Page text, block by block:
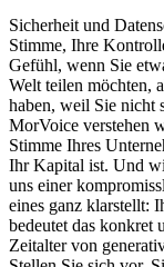
Sicherheit und
Stimme, Ihre
Gefühl, wenn Sie
Welt teilen möchten,
haben, weil Sie nicht
MorVoice verstehen
Stimme Ihres
Ihr Kapital ist. Und
uns einer
eines ganz klarstellt:
bedeutet das konkret
Zeitalter von